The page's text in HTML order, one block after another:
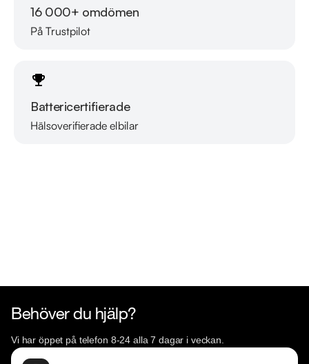
16 000+ omdömen
På Trustpilot
Battericertifierade
Hälsoverifierade elbilar
Läs mer om oss
Behöver du hjälp?
Vi har öppet på telefon 8-24 alla 7 dagar i veckan.